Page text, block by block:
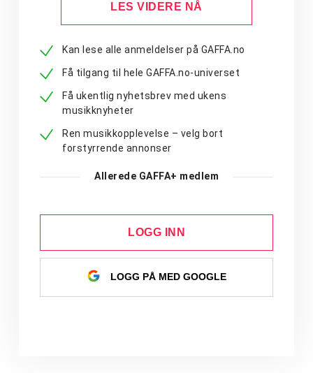
LES VIDERE NÅ
Kan lese alle anmeldelser på GAFFA.no
Få tilgang til hele GAFFA.no-universet
Få ukentlig nyhetsbrev med ukens
musikknyheter
Ren musikkopplevelse – velg bort
forstyrrende annonser
Allerede GAFFA+ medlem
LOGG INN
LOGG PÅ MED GOOGLE